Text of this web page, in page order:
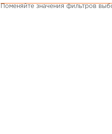
Поменяйте значения фильтров